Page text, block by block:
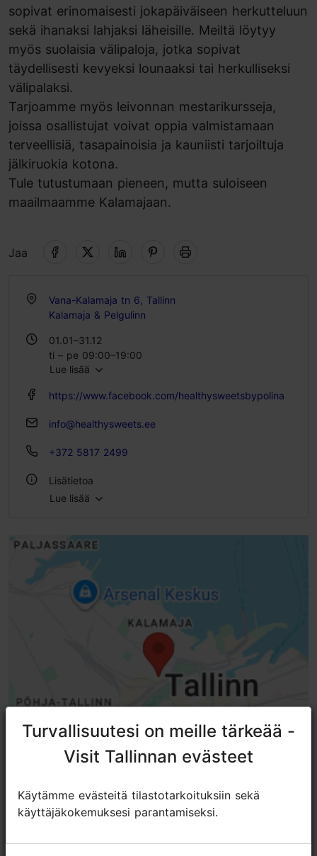
sopivat erinomaisesti jokapäiväiseen herkutteluun
sekä ihanaksi lahjaksi läheisille. Meiltä löytyy
myös suolaisia välipaloja, jotka sopivat
täydellisesti kevyeksi lounaaksi tai herkulliseksi
välipalaksi.
Tarjoamme myös leivonnan mestarikursseja,
joissa osallistujat voivat oppia valmistamaan
terveellisiä, tasapainoisia ja kauniisti tarjoiltuja
jälkiruokia kotona.
Tule tutustumaan pieneen, mutta suloiseen
maailmaamme Kalamajaan.
Jaa
Vana-Kalamaja tn 6, Tallinn
Kalamaja & Pelgulinn
01.01–31.12
ti – pe 09:00–19:00
la – su 10:00–19:00
Lue lisää
https://www.facebook.com/healthysweetsbypolina
info@healthysweets.ee
+372 5817 2499
Lisätietoa
Istumapaikkoja: 8
Istumapaikkoja ulkona: 3
WLAN-alue
Lue lisää
Turvallisuutesi on meille tärkeää -
Visit Tallinnan evästeet
Käytämme evästeitä tilastotarkoituksiin sekä
käyttäjäkokemuksesi parantamiseksi.
Turvallisuutesi on meille tärkeää -
Visit Tallinnan evästeet
Käytämme evästeitä tilastotarkoituksiin sekä
käyttäjäkokemuksesi parantamiseksi.